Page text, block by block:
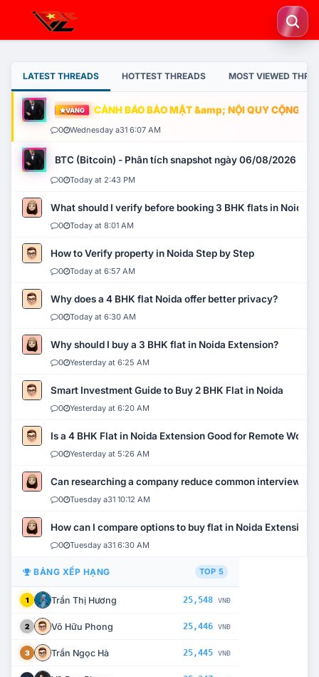
LATEST THREADS HOTTEST THREADS MOST VIEWED
VÀNG CẢNH BÁO BẢO MẬT &amp; NỘI QUY CỘNG
0 Wednesday a31 6:07 AM
BTC (Bitcoin) - Phân tích snapshot ngày 06/08/2026
0 Today at 2:43 PM
What should I verify before booking 3 BHK flats in Noida?
0 Today at 8:01 AM
How to Verify property in Noida Step by Step
0 Today at 6:57 AM
Why does a 4 BHK flat Noida offer better privacy?
0 Today at 6:30 AM
Why should I buy a 3 BHK flat in Noida Extension?
0 Yesterday at 6:25 AM
Smart Investment Guide to Buy 2 BHK Flat in Noida
0 Yesterday at 6:20 AM
Is a 4 BHK Flat in Noida Extension Good for Remote Work?
0 Yesterday at 5:26 AM
Can researching a company reduce common interview
0 Tuesday a31 10:12 AM
How can I compare options to buy flat in Noida Extension?
0 Tuesday a31 6:30 AM
BẢNG XẾP HẠNG TOP 5
1 Trần Thị Hương 25,548 VNĐ
2 Võ Hữu Phong 25,446 VNĐ
3 Trần Ngọc Hà 25,445 VNĐ